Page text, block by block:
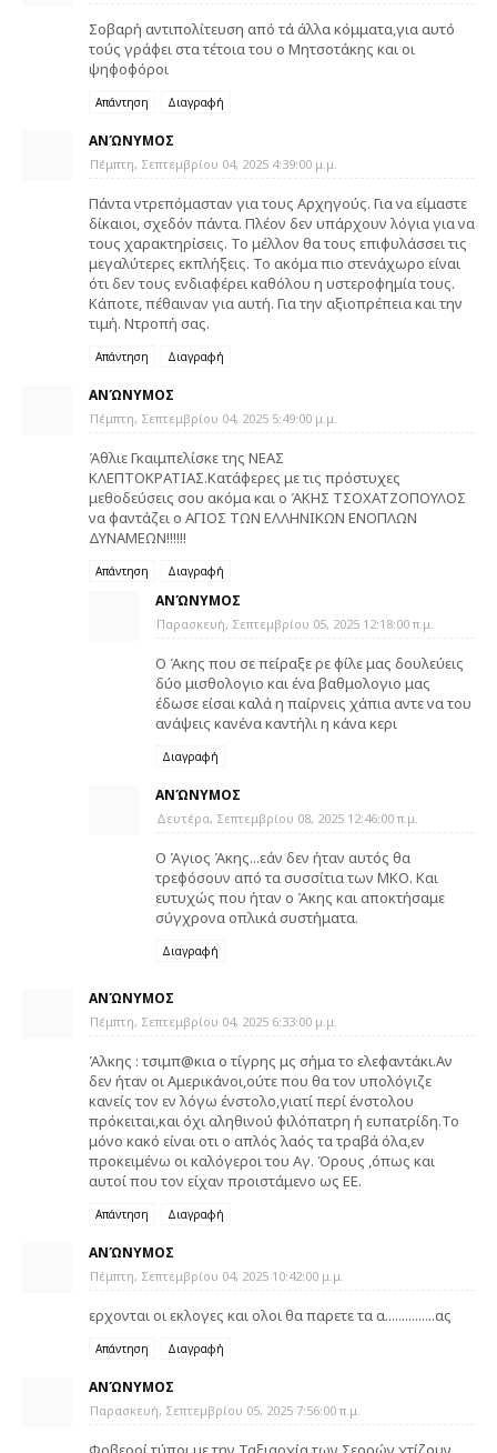
Σοβαρή αντιπολίτευση από τά άλλα κόμματα,για αυτό
τούς γράφει στα τέτοια του ο Μητσοτάκης και οι
ψηφοφόροι
Απάντηση Διαγραφή
ΑΝΏΝΥΜΟΣ
Πέμπτη, Σεπτεμβρίου 04, 2025 4:39:00 μ.μ.
Πάντα ντρεπόμασταν για τους Αρχηγούς. Για να είμαστε
δίκαιοι, σχεδόν πάντα. Πλέον δεν υπάρχουν λόγια για να
τους χαρακτηρίσεις. Το μέλλον θα τους επιφυλάσσει τις
μεγαλύτερες εκπλήξεις. Το ακόμα πιο στενάχωρο είναι
ότι δεν τους ενδιαφέρει καθόλου η υστεροφημία τους.
Κάποτε, πέθαιναν για αυτή. Για την αξιοπρέπεια και την
τιμή. Ντροπή σας.
Απάντηση Διαγραφή
ΑΝΏΝΥΜΟΣ
Πέμπτη, Σεπτεμβρίου 04, 2025 5:49:00 μ.μ.
Άθλιε Γκαιμπελίσκε της ΝΕΑΣ
ΚΛΕΠΤΟΚΡΑΤΙΑΣ.Κατάφερες με τις πρόστυχες
μεθοδεύσεις σου ακόμα και ο ΆΚΗΣ ΤΣΟΧΑΤΖΟΠΟΥΛΟΣ
να φαντάζει ο ΑΓΙΟΣ ΤΩΝ ΕΛΛΗΝΙΚΩΝ ΕΝΟΠΛΩΝ
ΔΥΝΑΜΕΩΝ!!!!!!
Απάντηση Διαγραφή
ΑΝΏΝΥΜΟΣ
Παρασκευή, Σεπτεμβρίου 05, 2025 12:18:00 π.μ.
Ο Άκης που σε πείραξε ρε φίλε μας δουλεύεις
δύο μισθολογιο και ένα βαθμολογιο μας
έδωσε είσαι καλά η παίρνεις χάπια αντε να του
ανάψεις κανένα καντήλι η κάνα κερι
Διαγραφή
ΑΝΏΝΥΜΟΣ
Δευτέρα, Σεπτεμβρίου 08, 2025 12:46:00 π.μ.
Ο Άγιος Άκης...εάν δεν ήταν αυτός θα
τρεφόσουν από τα συσσίτια των ΜΚΟ. Και
ευτυχώς που ήταν ο Άκης και αποκτήσαμε
σύγχρονα οπλικά συστήματα.
Διαγραφή
ΑΝΏΝΥΜΟΣ
Πέμπτη, Σεπτεμβρίου 04, 2025 6:33:00 μ.μ.
Άλκης : τσιμπ@κια ο τίγρης μς σήμα το ελεφαντάκι.Αν
δεν ήταν οι Αμερικάνοι,ούτε που θα τον υπολόγιζε
κανείς τον εν λόγω ένστολο,γιατί περί ένστολου
πρόκειται,και όχι αληθινού φιλόπατρη ή ευπατρίδη.Το
μόνο κακό είναι οτι ο απλός λαός τα τραβά όλα,εν
προκειμένω οι καλόγεροι του Αγ. Όρους ,όπως και
αυτοί που τον είχαν προιστάμενο ως ΕΕ.
Απάντηση Διαγραφή
ΑΝΏΝΥΜΟΣ
Πέμπτη, Σεπτεμβρίου 04, 2025 10:42:00 μ.μ.
ερχονται οι εκλογες και ολοι θα παρετε τα α...............ας
Απάντηση Διαγραφή
ΑΝΏΝΥΜΟΣ
Παρασκευή, Σεπτεμβρίου 05, 2025 7:56:00 π.μ.